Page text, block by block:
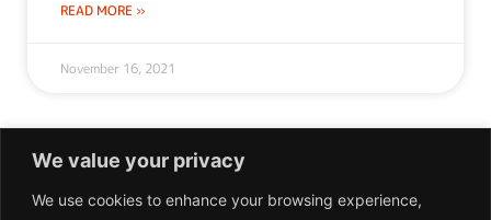
We value your privacy
We use cookies to enhance your browsing experience,
READ MORE »
November 16, 2021